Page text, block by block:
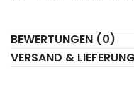
BEWERTUNGEN (0)
VERSAND & LIEFERUNG